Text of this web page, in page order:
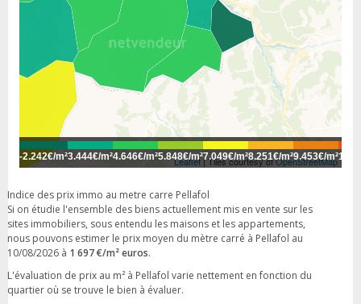
Leaflet| Tiles courtesy ofOpenStreetMap
-2.242€/m²3.444€/m²4.646€/m²5.848€/m²7.049€/m²8.251€/m²9.453€/m²
Indice des prix immo au metre carre Pellafol
Si on étudie l'ensemble des biens actuellement mis en vente sur les
sites immobiliers, sous entendu les maisons et les appartements,
nous pouvons estimer le prix moyen du mètre carré à Pellafol au
10/08/2026 à 1 697 €/m² euros.
L'évaluation de prix au m² à Pellafol varie nettement en fonction du
quartier où se trouve le bien à évaluer.